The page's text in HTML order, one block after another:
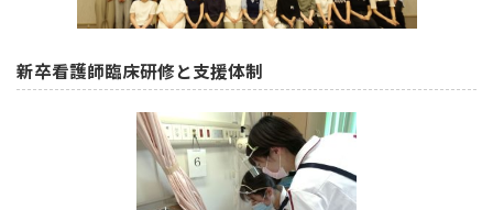
新卒看護師臨床研修と支援体制